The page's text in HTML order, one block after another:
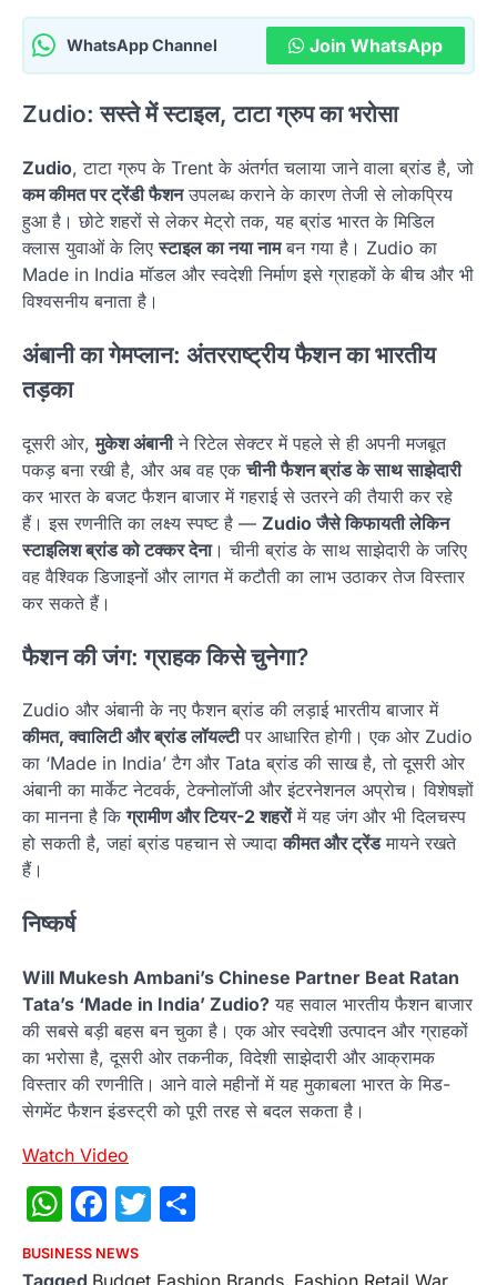
WhatsApp Channel Join WhatsApp
Zudio: सस्ते में स्टाइल, टाटा ग्रुप का भरोसा
Zudio, टाटा ग्रुप के Trent के अंतर्गत चलाया जाने वाला ब्रांड है, जो
कम कीमत पर ट्रेंडी फैशनउपलब्ध कराने के कारण तेजी से लोकप्रिय
हुआ है। छोटे शहरों से लेकर मेट्रो तक, यह ब्रांड भारत के मिडिल
क्लास युवाओं के लिएस्टाइल का नया नामबन गया है। Zudio का
Made in India मॉडल और स्वदेशी निर्माण इसे ग्राहकों के बीच और भी
विश्वसनीय बनाता है।
अंबानी का गेमप्लान: अंतरराष्ट्रीय फैशन का भारतीय
तड़का
दूसरी ओर,मुकेश अंबानीने रिटेल सेक्टर में पहले से ही अपनी मजबूत
पकड़ बना रखी है, और अब वह एकचीनी फैशन ब्रांड के साथ साझेदारी
कर भारत के बजट फैशन बाजार में गहराई से उतरने की तैयारी कर रहे
हैं। इस रणनीति का लक्ष्य स्पष्ट है — Zudio जैसे किफायती लेकिन
स्टाइलिश ब्रांड को टक्कर देना। चीनी ब्रांड के साथ साझेदारी के जरिए
वह वैश्विक डिजाइनों और लागत में कटौती का लाभ उठाकर तेज विस्तार
कर सकते हैं।
फैशन की जंग: ग्राहक किसे चुनेगा?
Zudio और अंबानी के नए फैशन ब्रांड की लड़ाई भारतीय बाजार में
कीमत, क्वालिटी और ब्रांड लॉयल्टीपर आधारित होगी। एक ओर Zudio
का ‘Made in India’ टैग और Tata ब्रांड की साख है, तो दूसरी ओर
अंबानी का मार्केट नेटवर्क, टेक्नोलॉजी और इंटरनेशनल अप्रोच। विशेषज्ञों
का मानना है किग्रामीण और टियर-2 शहरोंमें यह जंग और भी दिलचस्प
हो सकती है, जहां ब्रांड पहचान से ज्यादाकीमत और ट्रेंडमायने रखते
हैं।
निष्कर्ष
Will Mukesh Ambani’s Chinese Partner Beat Ratan
Tata’s ‘Made in India’ Zudio? यह सवाल भारतीय फैशन बाजार
की सबसे बड़ी बहस बन चुका है। एक ओर स्वदेशी उत्पादन और ग्राहकों
का भरोसा है, दूसरी ओर तकनीक, विदेशी साझेदारी और आक्रामक
विस्तार की रणनीति। आने वाले महीनों में यह मुकाबला भारत के मिड-
सेगमेंट फैशन इंडस्ट्री को पूरी तरह से बदल सकता है।
Watch Video
WhatsApp
Facebook
Twitter
BUSINESS NEWS
Tagged Budget Fashion Brands, Fashion Retail War